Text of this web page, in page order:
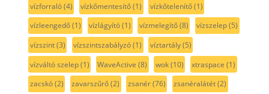
vízforraló(4) vízkőmentesítő(1) vízkőtelenítő(1)
vízleengedő(1) vízlágyító(1) vízmelegítő(8) vízszelep(5)
vízszint(3) vízszintszabályzó(1) víztartály(5)
vízváltó szelep(1) WaveActive (8) wok(10) xtraspace (1)
zacskó(2) zavarszűrő(2) zsanér(76) zsanéralátét(2)